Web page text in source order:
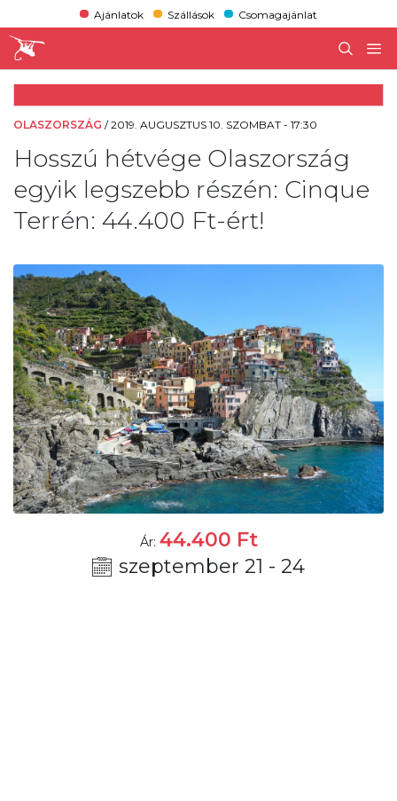
Ajánlatok Szállások Csomagajánlat
OLASZORSZÁG /2019. AUGUSZTUS 10. SZOMBAT - 17:30
Hosszú hétvége Olaszország
egyik legszebb részén: Cinque
Terrén: 44.400 Ft-ért!
Ár: 44.400 Ft
szeptember 21 - 24